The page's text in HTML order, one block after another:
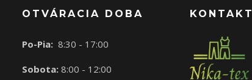
OTVÁRACIA DOBA
Po-Pia: 8:30 - 17:00
Sobota: 8:00 - 12:00
KONTAKT